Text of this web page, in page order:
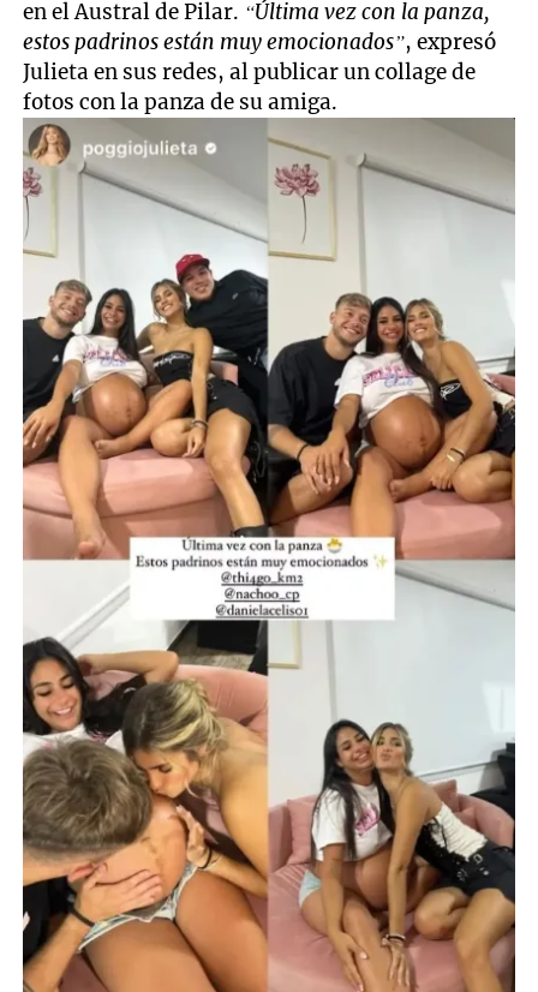
en el Austral de Pilar. “Última vez con la panza,
estos padrinos están muy emocionados”, expresó
Julieta en sus redes, al publicar un collage de
fotos con la panza de su amiga.